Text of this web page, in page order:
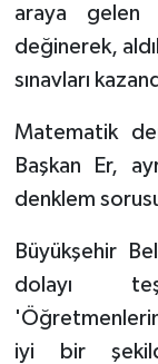
araya gelen
değinerek,
sınavları
Matematik
Başkan Er,
denklem
Büyükşehir
dolayı
iyi bir